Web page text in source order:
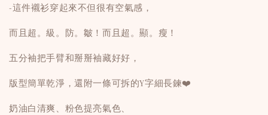
-這件襯衫穿起來不但很有空氣感，
而且超。級。防。皺！而且超。顯。瘦！
五分袖把手臂和掰掰袖藏好好，
版型簡單乾淨，還附一條可拆的Y字細長鍊❤️
奶油白清爽、粉色提亮氣色、